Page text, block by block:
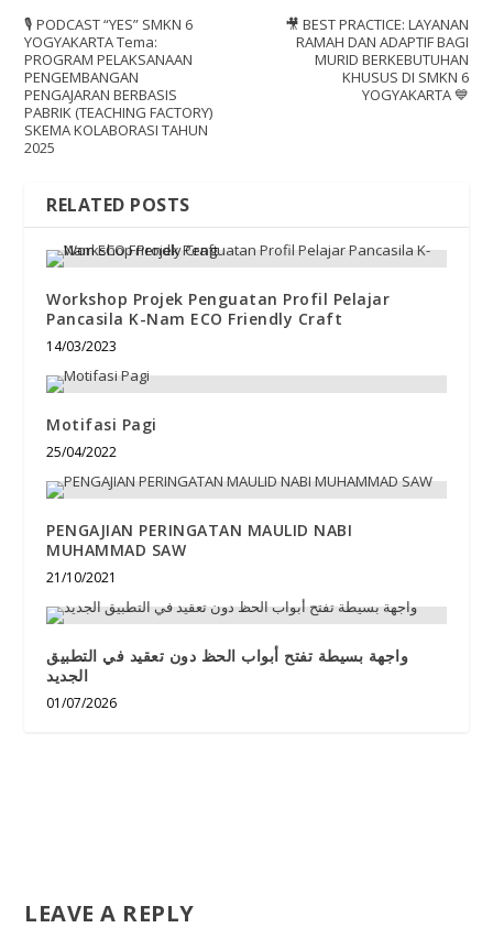
🎙️ PODCAST “YES” SMKN 6
YOGYAKARTA Tema:
PROGRAM PELAKSANAAN
PENGEMBANGAN
PENGAJARAN BERBASIS
PABRIK (TEACHING FACTORY)
SKEMA KOLABORASI TAHUN
2025
🎥 BEST PRACTICE: LAYANAN
RAMAH DAN ADAPTIF BAGI
MURID BERKEBUTUHAN
KHUSUS DI SMKN 6
YOGYAKARTA 💙
RELATED POSTS
Workshop Projek Penguatan Profil Pelajar
Pancasila K-Nam ECO Friendly Craft
14/03/2023
Motifasi Pagi
25/04/2022
PENGAJIAN PERINGATAN MAULID NABI
MUHAMMAD SAW
21/10/2021
واجهة بسيطة تفتح أبواب الحظ دون تعقيد في التطبيق
الجديد
01/07/2026
LEAVE A REPLY